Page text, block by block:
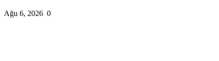
Ağu 6, 2026 0